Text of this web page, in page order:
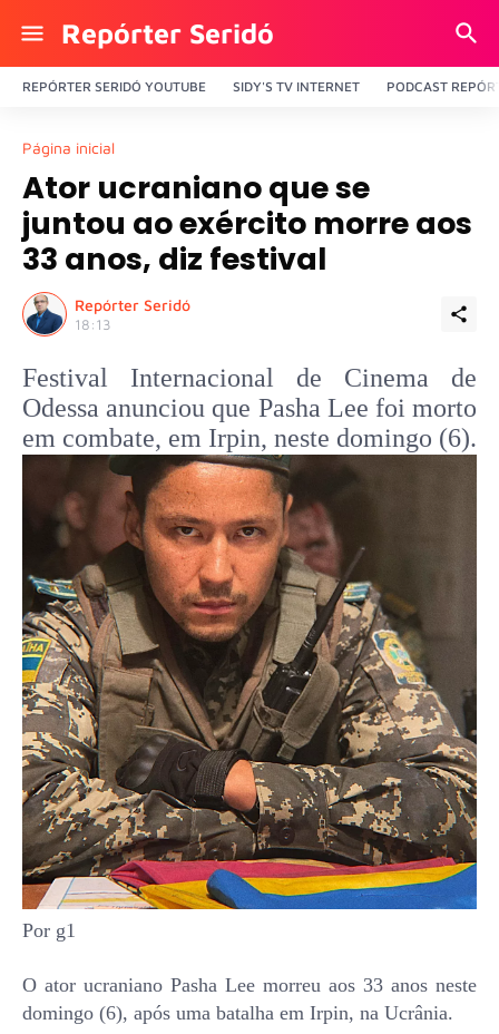
Repórter Seridó
REPÓRTER SERIDÓ YOUTUBE SIDY'S TV INTERNET PODCAST
Página inicial
Ator ucraniano que se
juntou ao exército morre aos
33 anos, diz festival
Repórter Seridó
18:13
Festival Internacional de Cinema de
Odessa anunciou que Pasha Lee foi morto
em combate, em Irpin, neste domingo (6).
Por g1
O ator ucraniano Pasha Lee morreu aos 33 anos neste
domingo (6), após uma batalha em Irpin, na Ucrânia.